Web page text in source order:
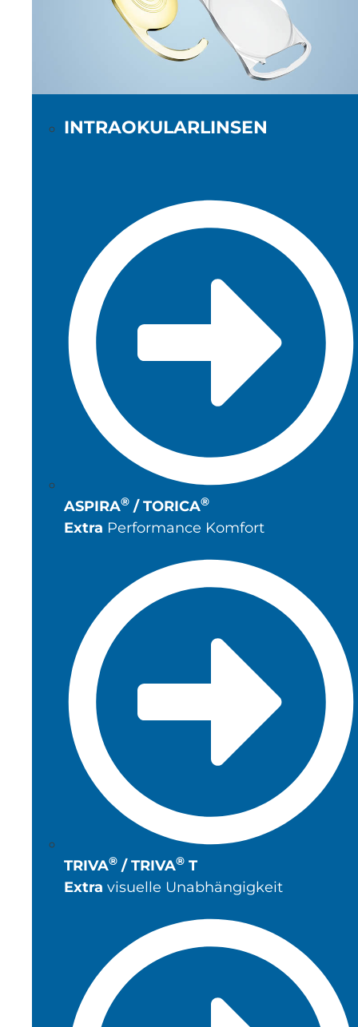
INTRAOKULARLINSEN
ASPIRA® / TORICA®
Extra Performance Komfort
TRIVA® / TRIVA® T
Extra visuelle Unabhängigkeit